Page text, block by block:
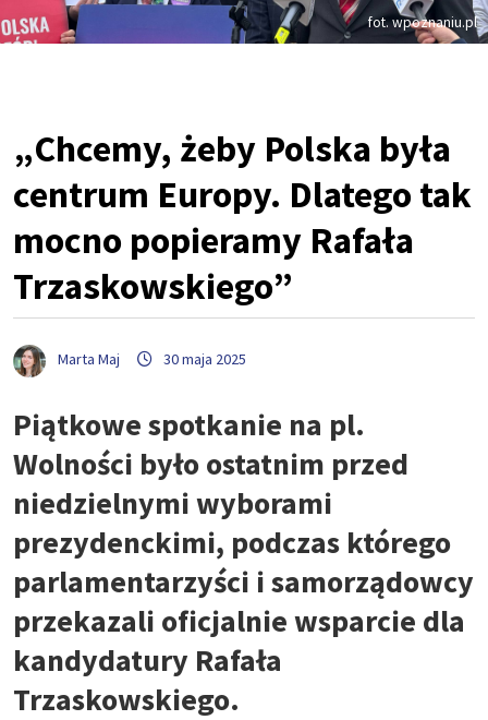
fot. wpoznaniu.pl
„Chcemy, żeby Polska była
centrum Europy. Dlatego tak
mocno popieramy Rafała
Trzaskowskiego”
Marta Maj 30 maja 2025
Piątkowe spotkanie na pl.
Wolności było ostatnim przed
niedzielnymi wyborami
prezydenckimi, podczas którego
parlamentarzyści i samorządowcy
przekazali oficjalnie wsparcie dla
kandydatury Rafała
Trzaskowskiego.